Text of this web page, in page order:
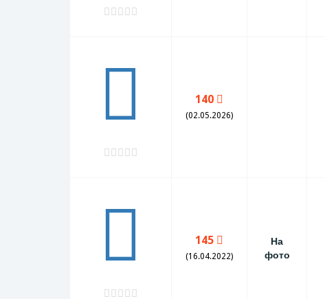
140
(02.05.2026)
145
(16.04.2022)
На
фото